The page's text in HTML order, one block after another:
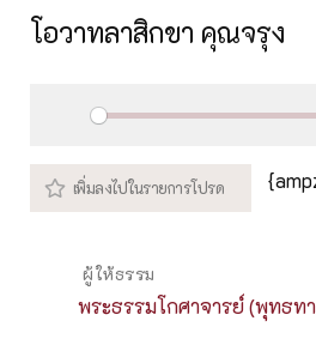
โอวาทลาสิกขา คุณจรุง
ผู้ให้ธรรม
พระธรรมโกศาจารย์ (พุทธท